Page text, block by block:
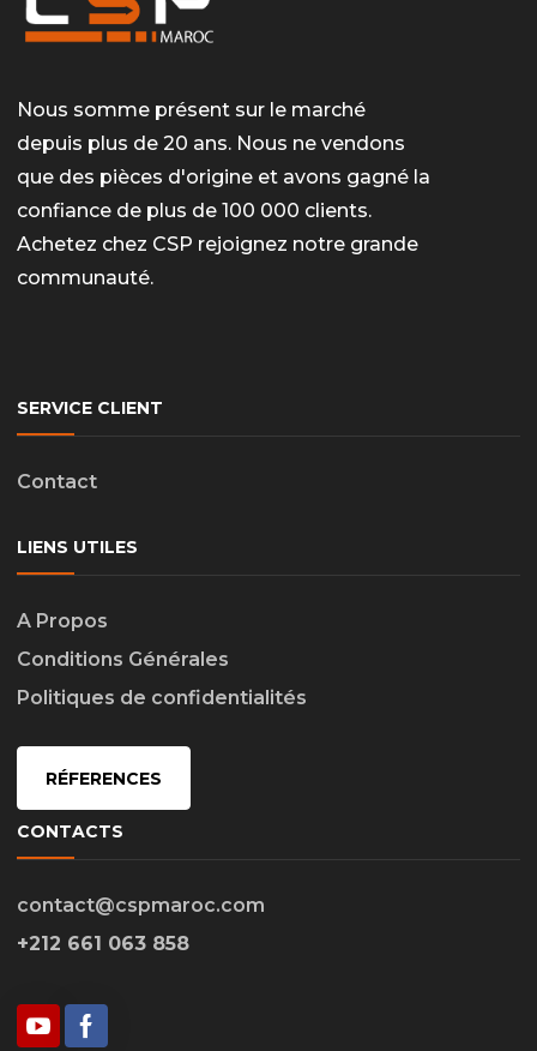
Nous somme présent sur le marché
depuis plus de 20 ans. Nous ne vendons
que des pièces d'origine et avons gagné la
confiance de plus de 100 000 clients.
Achetez chez CSP rejoignez notre grande
communauté.
SERVICE CLIENT
Contact
LIENS UTILES
A Propos
Conditions Générales
Politiques de confidentialités
RÉFERENCES
CONTACTS
contact@cspmaroc.com
+212 661 063 858